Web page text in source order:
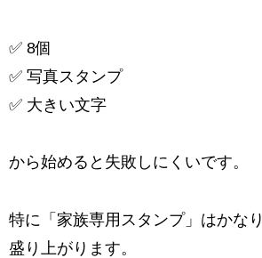
✅ 8個
✅ 写真スタンプ
✅ 大きい文字
から始めると失敗しにくいです。
特に「家族専用スタンプ」はかなり
盛り上がります。